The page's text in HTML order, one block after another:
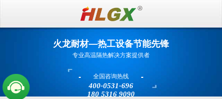
火龙耐材—热工设备节能先锋
专业高温隔热解决方案提供者
全国咨询热线
400-0531-696
180 5316 9090